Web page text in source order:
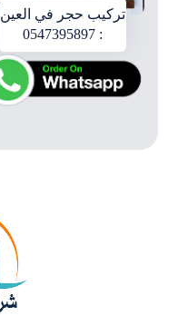
تركيب حجر في العين
: 0547395897